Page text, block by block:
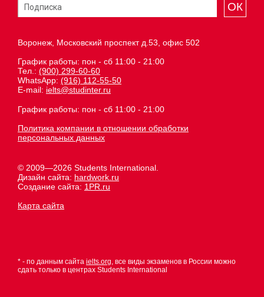
ОК
Воронеж, Московский проспект д.53, офис 502
График работы: пон - сб 11:00 - 21:00
Тел.: (900) 299-60-60
WhatsApp: (916) 112-55-50
E-mail: ielts@studinter.ru
График работы: пон - сб 11:00 - 21:00
Политика компании в отношении обработки
персональных данных
© 2009—2026 Students International.
Дизайн сайта: hardwork.ru
Создание сайта: 1PR.ru
Карта сайта
* - по данным сайта ielts.org, все виды экзаменов в России можно
сдать только в центрах Students International